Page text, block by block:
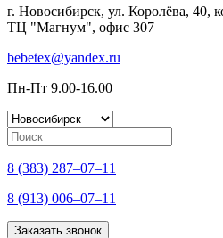
г. Новосибирск, ул. Королёва, 40,
ТЦ "Магнум", офис 307
bebetex@yandex.ru
Пн-Пт 9.00-16.00
8 (383) 287–07–11
8 (913) 006–07–11
Заказать звонок